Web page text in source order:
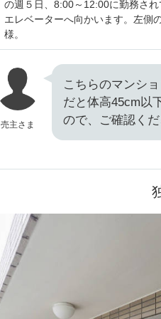
の週５日、8:00～12:00に勤務さ
エレベーターへ向かいます。左側
様。
売主さま
こちらのマンシ
だと体高45cm以
ので、ご確認くだ